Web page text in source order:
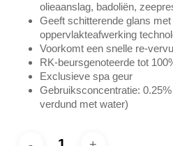
olieaanslag, badoliën,
Geeft schitterende glans
oppervlakteafwerking
Voorkomt een snelle re-
RK-beursgenoteerde tot
Exclusieve spa geur
Gebruiksconcentratie:
verdund met water)